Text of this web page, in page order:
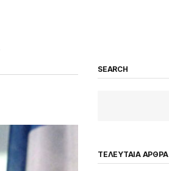
SEARCH
ΤΕΛΕΥΤΑΙΑ ΑΡΘΡΑ